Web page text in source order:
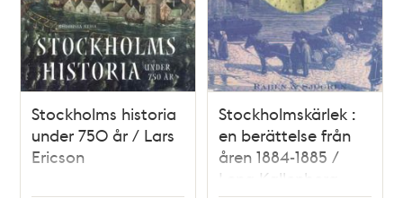
Stockholms historia
under 750 år / Lars
Ericson
Stockholmskärlek :
en berättelse från
åren 1884-1885 /
Lena Kallenberg